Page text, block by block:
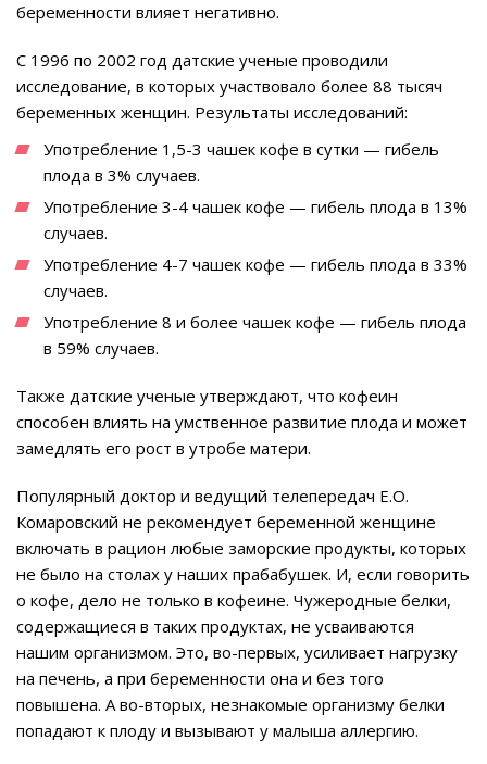
беременности влияет негативно.
С 1996 по 2002 год датские ученые проводили
исследование, в которых участвовало более 88 тысяч
беременных женщин. Результаты исследований:
Употребление 1,5-3 чашек кофе в сутки — гибель
плода в 3% случаев.
Употребление 3-4 чашек кофе — гибель плода в 13%
случаев.
Употребление 4-7 чашек кофе — гибель плода в 33%
случаев.
Употребление 8 и более чашек кофе — гибель плода
в 59% случаев.
Также датские ученые утверждают, что кофеин
способен влиять на умственное развитие плода и может
замедлять его рост в утробе матери.
Популярный доктор и ведущий телепередач Е.О.
Комаровский не рекомендует беременной женщине
включать в рацион любые заморские продукты, которых
не было на столах у наших прабабушек. И, если говорить
о кофе, дело не только в кофеине. Чужеродные белки,
содержащиеся в таких продуктах, не усваиваются
нашим организмом. Это, во-первых, усиливает нагрузку
на печень, а при беременности она и без того
повышена. А во-вторых, незнакомые организму белки
попадают к плоду и вызывают у малыша аллергию.